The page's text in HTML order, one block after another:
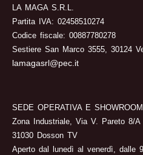
LA MAGA S.R.L.
Partita IVA: 02458510274
Codice fiscale: 00887780278
Sestiere San Marco 3555, 30124
lamagasrl@pec.it
SEDE OPERATIVA E SHOWROOM
Zona Industriale, Via V. Pareto 8/A
31030 Dosson TV
Aperto dal lunedì al venerdì, dalle